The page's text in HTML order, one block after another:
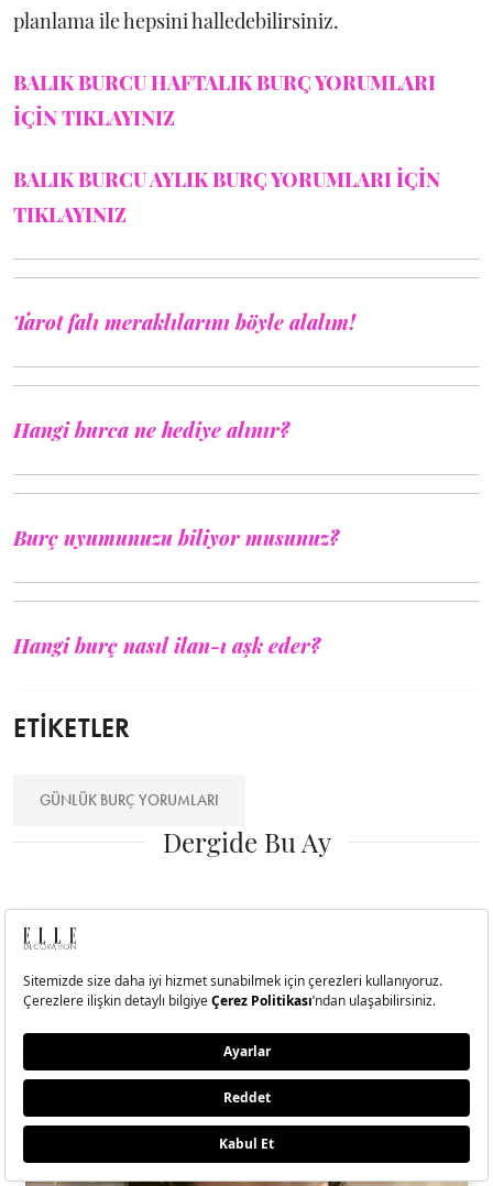
planlama ile hepsini halledebilirsiniz.
BALIK BURCU HAFTALIK BURÇ YORUMLARI
İÇİN TIKLAYINIZ
BALIK BURCU AYLIK BURÇ YORUMLARI İÇİN
TIKLAYINIZ
Tarot falı meraklılarını böyle alalım!
Hangi burca ne hediye alınır?
Burç uyumunuzu biliyor musunuz?
Hangi burç nasıl ilan-ı aşk eder?
ETİKETLER
GÜNLÜK BURÇ YORUMLARI
Dergide Bu Ay